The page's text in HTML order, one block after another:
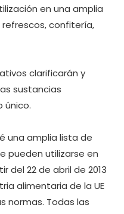
en una amplia
confitería,
clarificarán y
sustancias
único.
una amplia lista de
pueden utilizarse en
del 22 de abril de 2013
alimentaria de la UE
normas. Todas las